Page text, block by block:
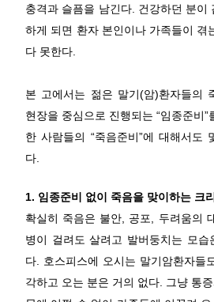
충격과 슬픔을 남긴다. 건강하던 분이
하게 되면 환자 본인이나 가족들이 겪
다 못한다.
본 고에서는 젊은 말기(암)환자들의
현장을 중심으로 진행되는 “임종준비
한 사람들의 “죽음준비”에 대해서도
다.
1. 임종준비 없이 죽음을 맞이하는 크
확실히 죽음은 불안, 공포, 두려움의
병이 걸려도 살려고 발버둥치는 모습
다. 호스피스에 오시는 말기암환자들
각하고 오는 분은 거의 없다. 그냥 통